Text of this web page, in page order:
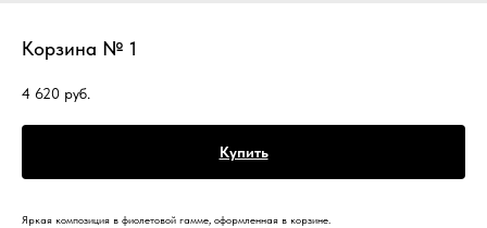
Корзина № 1
4 620 руб.
Купить
Яркая композиция в фиолетовой гамме, оформленная в корзине.